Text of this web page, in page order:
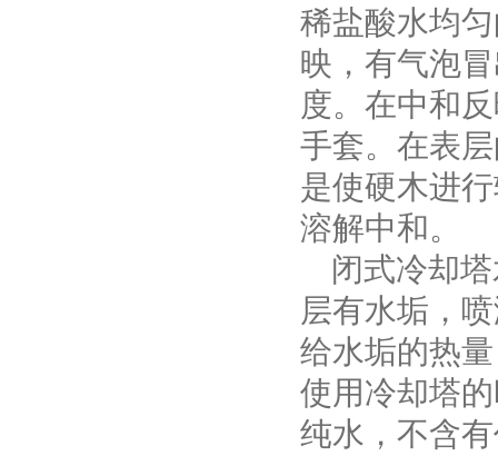
稀盐酸水均
映，有气泡
度。在中和
手套。在表
是使硬木进
溶解中和。
闭式冷却塔
层有水垢，
给水垢的热
使用冷却塔
纯水，不含